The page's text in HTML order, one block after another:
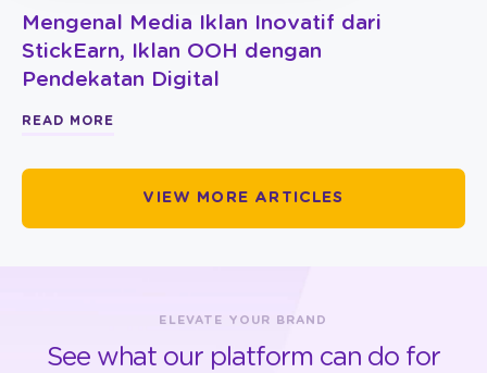
Mengenal Media Iklan Inovatif dari
StickEarn, Iklan OOH dengan
Pendekatan Digital
READ MORE
VIEW MORE ARTICLES
ELEVATE YOUR BRAND
See what our platform can do for